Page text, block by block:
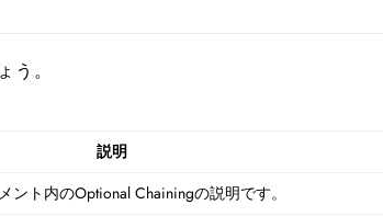
。
説明
ント内のOptional Chainingの説明です。